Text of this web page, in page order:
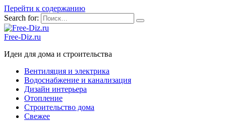
Перейти к содержанию
Search for:
Free-Diz.ru
Идеи для дома и строительства
Вентиляция и электрика
Водоснабжение и канализация
Дизайн интерьера
Отопление
Строительство дома
Свежее